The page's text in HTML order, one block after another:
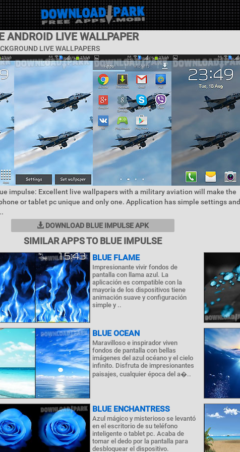
ANDROID LIVE WALLPAPER
LIVE WALLPAPERS
impulse: Excellent live wallpapers with a military aviation will make the
or tablet pc unique and only one. Application has simple settings and
DOWNLOAD BLUE IMPULSE APK
SIMILAR APPS TO BLUE IMPULSE
BLUE FLAME
Impresionante vivir fondos de
pantalla con llama azul. La
aplicación es compatible con la
mayoría de los dispositivos tiene
animación suave y configuración
simple y ..
BLUE OCEAN
Maravilloso e inspirador viven
fondos de pantalla con bellas
imágenes del azul océano y el cielo
infinito. Disfruta de impresionantes
paisajes, cualquier época del a�..
BLUE ENCHANTRESS
Azul mágico y misterioso se levantó
en el escritorio de su teléfono
inteligente o tablet pc. Acaba de
tomar el dedo por la pantalla para
desbloquear el dispositivo.